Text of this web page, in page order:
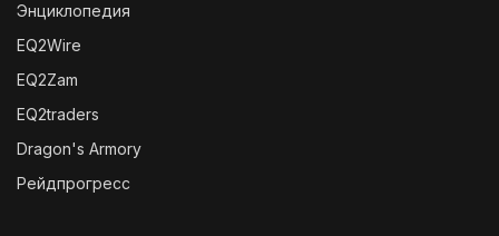
Энциклопедия
EQ2Wire
EQ2Zam
EQ2traders
Dragon's Armory
Рейдпрогресс